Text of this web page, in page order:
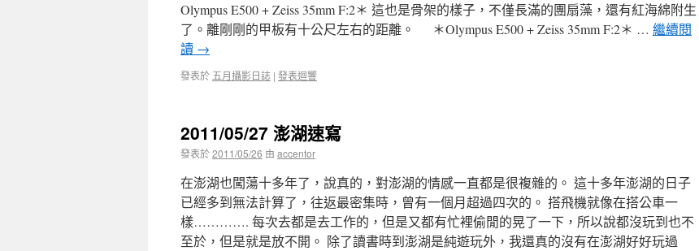
Olympus E500 + Zeiss 35mm F:2＊ 這也是骨架的樣子，不僅長滿的團扇藻，還有紅海綿附生
了。離剛剛的甲板有十公尺左右的距離。 ＊Olympus E500 + Zeiss 35mm F:2＊ … 繼續閱
讀 →
發表於 五月攝影日誌 | 發表迴響
2011/05/27 澎湖速寫
發表於2011/05/26 由 accentor
在澎湖也闖蕩十多年了，說真的，對澎湖的情感一直都是很複雜的。 這十多年澎湖的日子
已經多到無法計算了，往返最密集時，曾有一個月超過四次的。 搭飛機就像在搭公車一
樣…………. 每次去都是去工作的，但是又都有忙裡偷閒的晃了一下，所以說都沒玩到也不
至於，但是就是放不開。 除了讀書時到澎湖是純遊玩外，我還真的沒有在澎湖好好玩過